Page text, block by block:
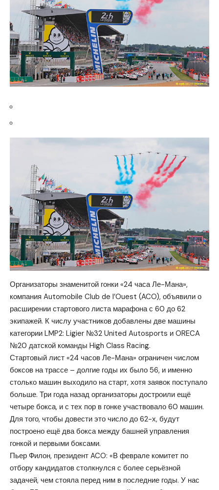
Организаторы знаменитой гонки «24 часа Ле-Мана»,
компания Automobile Club de l’Ouest (ACO), объявили о
расширении стартового листа марафона с 60 до 62
экипажей. К числу участников добавлены две машины
категории LMP2: Ligier №32 United Autosports и ORECA
№20 датской команды High Class Racing.
Стартовый лист «24 часов Ле-Мана» ограничен числом
боксов на трассе – долгие годы их было 56, и именно
столько машин выходило на старт, хотя заявок поступало
больше. Три года назад организаторы достроили ещё
четыре бокса, и с тех пор в гонке участвовало 60 машин.
Для того, чтобы довести это число до 62-х, будут
построено ещё два бокса между башней управления
гонкой и первыми боксами.
Пьер Филон, президент ACO: «В феврале комитет по
отбору кандидатов столкнулся с более серьёзной
задачей, чем стояла перед ним в последние годы. У нас